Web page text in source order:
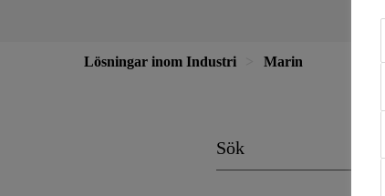
Lösningar inom Industri Marin